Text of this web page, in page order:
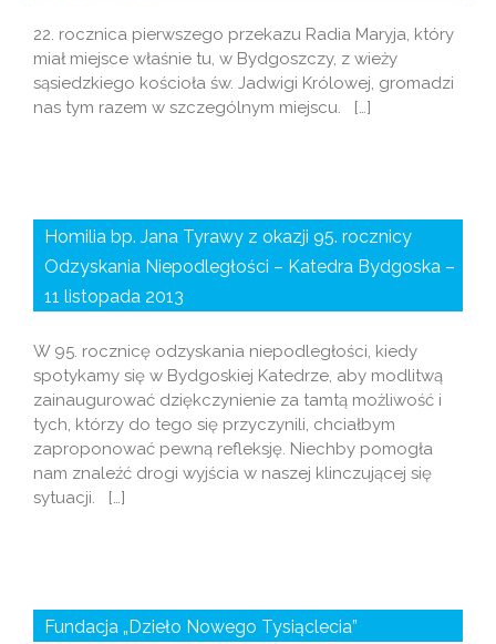
22. rocznica pierwszego przekazu Radia Maryja, który
miał miejsce właśnie tu, w Bydgoszczy, z wieży
sąsiedzkiego kościoła św. Jadwigi Królowej, gromadzi
nas tym razem w szczególnym miejscu. […]
Homilia bp. Jana Tyrawy z okazji 95. rocznicy
Odzyskania Niepodległości – Katedra Bydgoska –
11 listopada 2013
W 95. rocznicę odzyskania niepodległości, kiedy
spotykamy się w Bydgoskiej Katedrze, aby modlitwą
zainaugurować dziękczynienie za tamtą możliwość i
tych, którzy do tego się przyczynili, chciałbym
zaproponować pewną refleksję. Niechby pomogła
nam znaleźć drogi wyjścia w naszej klinczującej się
sytuacji. […]
Fundacja „Dzieło Nowego Tysiąclecia”